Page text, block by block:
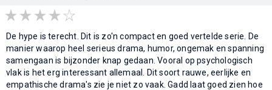
De hype is terecht. Dit is zo'n compact en goed vertelde serie. De
manier waarop heel serieus drama, humor, ongemak en spanning
samengaan is bijzonder knap gedaan. Vooral op psychologisch
vlak is het erg interessant allemaal. Dit soort rauwe, eerlijke en
empathische drama's zie je niet zo vaak. Gadd laat goed zien hoe